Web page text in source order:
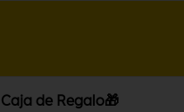
Caja de Regalo🎁